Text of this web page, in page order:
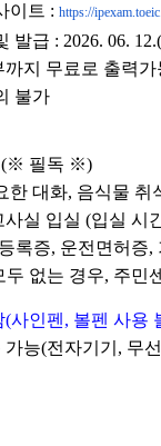
이트 : https://
발급 : 2026. 06.
까지 무료로 출력가
불가
(※ 필독 ※)
한 대화, 음식물 취
실 입실 (입실 시
록증, 운전면허증,
두 없는 경우, 주
사인펜, 볼펜 사용
능(전자기기, 무